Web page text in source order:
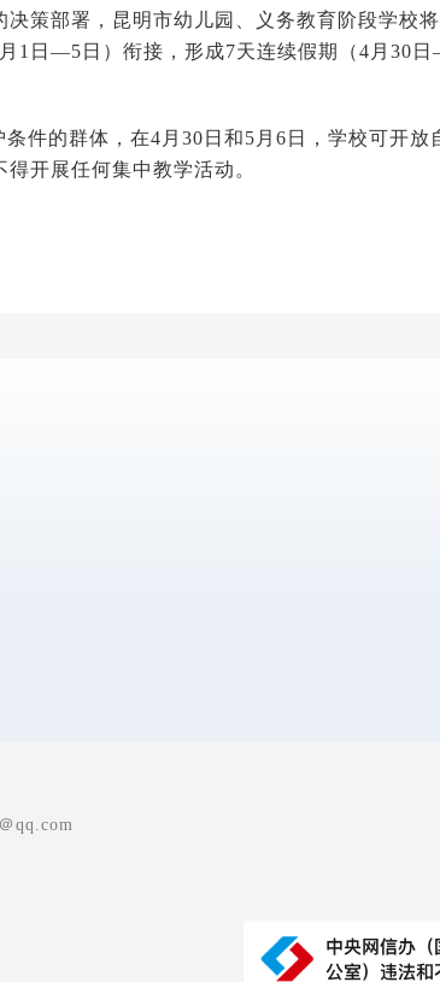
策部署，昆明市幼儿园、义务教育阶段学校
1日—5日）衔接，形成7天连续假期（4月30
件的群体，在4月30日和5月6日，学校可开
开展任何集中教学活动。
qq.com